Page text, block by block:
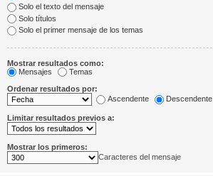
Solo el texto del mensaje
Solo títulos
Solo el primer mensaje de los temas
Mostrar resultados como:
Mensajes
Temas
Ordenar resultados por:
Ascendente
Descendente
Limitar resultados previos a:
Mostrar los primeros:
Caracteres del mensaje